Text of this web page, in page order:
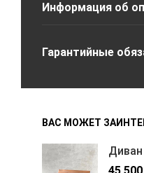
Информация об
Гарантийные
ВАС МОЖЕТ